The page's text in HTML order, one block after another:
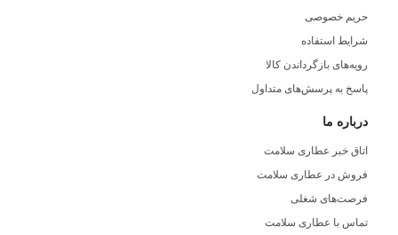
حریم خصوصی
شرایط استفاده
رویه‌های بازگرداندن کالا
پاسخ به پرسش‌های متداول
درباره ما
اتاق خبر عطاری سلامت
فروش در عطاری سلامت
فرصت‌های شغلی
تماس با عطاری سلامت